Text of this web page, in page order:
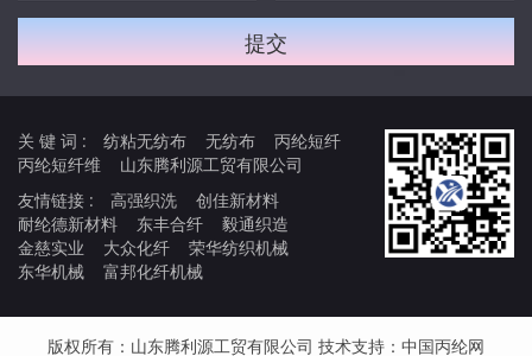
关 键 词 : 纺粘无纺布 无纺布
丙纶短纤
丙纶短纤维
山东腾利源工贸有限公司
友情链接 :
高强织洗
创佳新材料
耐纶德新材料
东丰合纤
毅通织造
金慈实业
大众化纤
荣华纺织机械
东华机械
富邦化纤机械
版权所有：山东腾利源工贸有限公司 技术支持： 中国丙纶网